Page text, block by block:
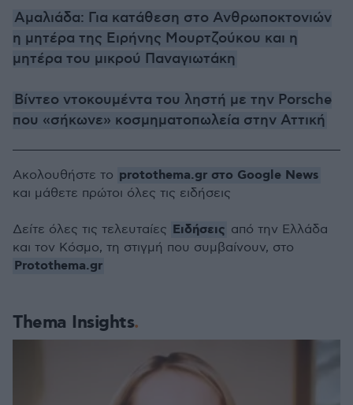
Αμαλιάδα: Για κατάθεση στο Ανθρωποκτονιών
η μητέρα της Ειρήνης Μουρτζούκου και η
μητέρα του μικρού Παναγιωτάκη
Βίντεο ντοκουμέντα του ληστή με την Porsche
που «σήκωνε» κοσμηματοπωλεία στην Αττική
Thema Insights
Ακολουθήστε το protothema.gr στο Google News
και μάθετε πρώτοι όλες τις ειδήσεις
Δείτε όλες τις τελευταίες Ειδήσεις από την Ελλάδα
και τον Κόσμο, τη στιγμή που συμβαίνουν, στο
Protothema.gr